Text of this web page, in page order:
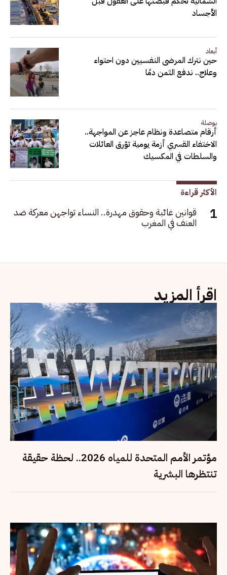
الأجساد
أبعاد
حين نترك المرضى النفسيين دون احتواء
وعلاج.. ندفع الثمن دمًا
بوصلة
أرقام متصاعدة ونظام عاجز عن المواجهة..
الاختفاء القسري أزمة يومية تؤرق العائلات
والسلطات في المكسيك
الأكثر قراءة
قوانين غائبة وحقوق مهدرة.. النساء تواجهن معركة ضد
العنف في المغرب
اقرأ المزيد
مؤتمر الأمم المتحدة للمياه 2026.. لحظة حقيقة
تنتظرها البشرية